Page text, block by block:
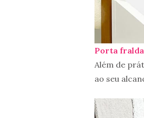
Porta
Além de
ao seu